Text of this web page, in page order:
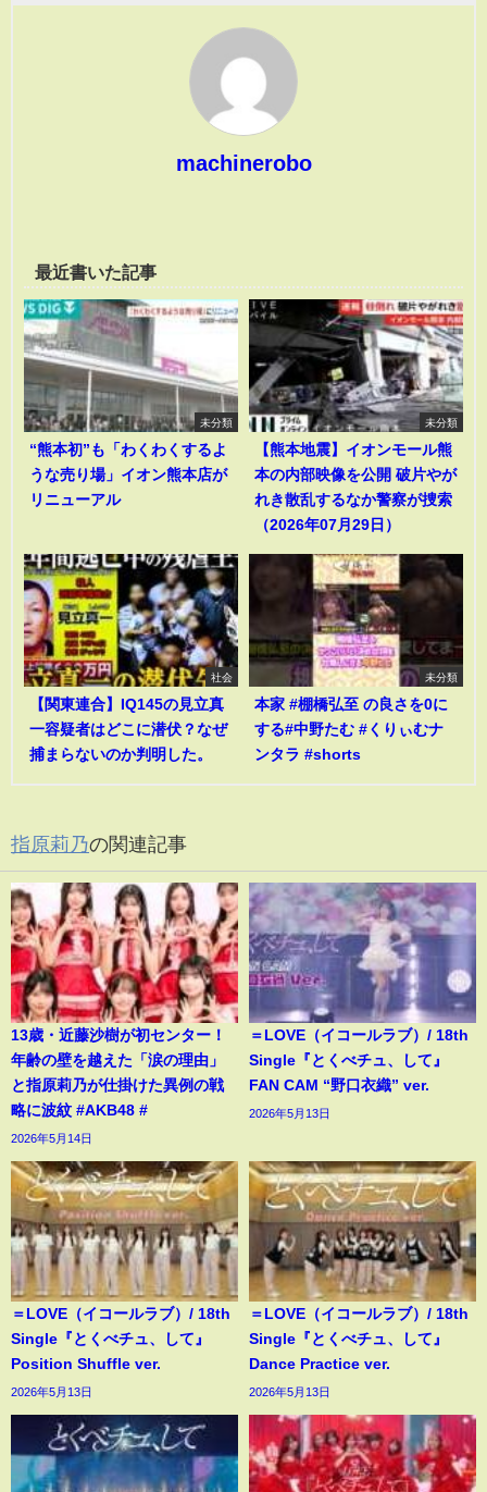
machinerobo
最近書いた記事
未分類
“熊本初”も「わくわくするよ
うな売り場」イオン熊本店が
リニューアル
未分類
【熊本地震】イオンモール熊
本の内部映像を公開 破片やが
れき散乱するなか警察が捜索
（2026年07月29日）
社会
【関東連合】IQ145の見立真
一容疑者はどこに潜伏？なぜ
捕まらないのか判明した。
未分類
本家 #棚橋弘至 の良さを0に
する#中野たむ #くりぃむナ
ンタラ #shorts
指原莉乃の関連記事
13歳・近藤沙樹が初センター！
年齢の壁を越えた「涙の理由」
と指原莉乃が仕掛けた異例の戦
略に波紋 #AKB48 #
2026年5月14日
＝LOVE（イコールラブ）/ 18th
Single『とくべチュ、して』
FAN CAM “野口衣織” ver.
2026年5月13日
＝LOVE（イコールラブ）/ 18th
Single『とくべチュ、して』
Position Shuffle ver.
2026年5月13日
＝LOVE（イコールラブ）/ 18th
Single『とくべチュ、して』
Dance Practice ver.
2026年5月13日